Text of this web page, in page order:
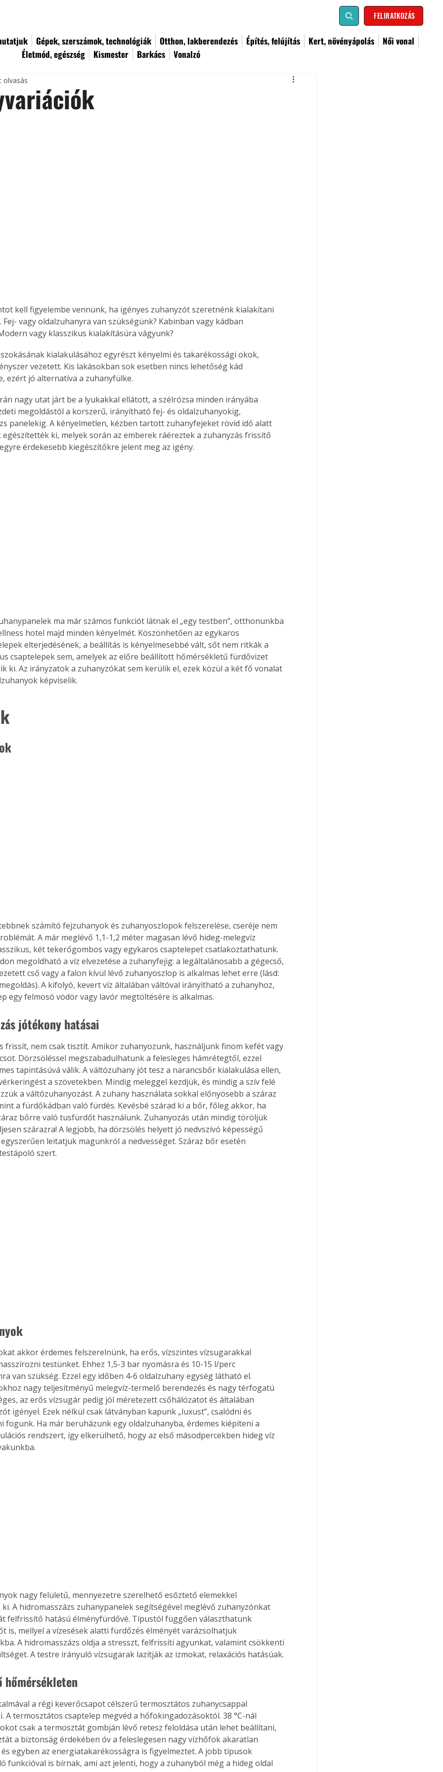
FELIRATKOZÁS
Gépek, szerszámok, technológiák Otthon, lakberendezés Építés, felújítás Kert, növényápolás
Női vonal
Életmód, egészség
Kismester Barkács Vonalzó
az
Old
új,
vagy
is
Bárhol,
élve
az
A
Együtt jobban megéri!
Bővebb információ itt!
Együtt jobban megéri! A
könyvek tetszőleges
párosítással kedvezményes
áron, 0 Ft postaköltséggel
megrendelhetők!
Gyógyító növények: a
természet kincsei az
olvasás
kell figyelembe vennünk, ha igényes zuhanyzót szeretnénk kialakítani
Fej- vagy oldalzuhanyra van szükségünk? Kabinban vagy kádban
vagy klasszikus kialakításúra vágyunk?
kialakulásához egyrészt kényelmi és takarékossági okok,
vezetett. Kis lakásokban sok esetben nincs lehetőség kád
ezért jó alternatíva a zuhanyfülke.
megoldástól a korszerű, irányítható fej- és oldalzuhanyokig,
panelekig. A kényelmetlen, kézben tartott zuhanyfejeket rövid idő alatt
egészítették ki, melyek során az emberek ráéreztek a zuhanyzás frissítő
érdekesebb kiegészítőkre jelent meg az igény.
hotel majd minden kényelmét. Köszönhetően az egykaros
elterjedésének, a beállítás is kényelmesebbé vált, sőt nem ritkák a
csaptelepek sem, amelyek az előre beállított hőmérsékletű fürdővizet
ki. Az irányzatok a zuhanyzókat sem kerülik el, ezek közül a két fő vonalat
képviselik.
számító fejzuhanyok és zuhanyoszlopok felszerelése, cseréje nem
A már meglévő 1,1-1,2 méter magasan lévő hideg-melegvíz
két tekerőgombos vagy egykaros csaptelepet csatlakoztathatunk.
megoldható a víz elvezetése a zuhanyfejig: a legáltalánosabb a gégecső,
cső vagy a falon kívül lévő zuhanyoszlop is alkalmas lehet erre (lásd:
A kifolyó, kevert víz általában váltóval irányítható a zuhanyhoz,
egy felmosó vödör vagy lavór megtöltésére is alkalmas.
jótékony hatásai
frissít, nem csak tisztít. Amikor zuhanyozunk, használjunk finom kefét vagy
Dörzsöléssel megszabadulhatunk a felesleges hámrétegtől, ezzel
tapintásúvá válik. A váltózuhany jót tesz a narancsbőr kialakulása ellen,
a szövetekben. Mindig meleggel kezdjük, és mindig a szív felé
a váltózuhanyozást. A zuhany használata sokkal előnyösebb a száraz
a fürdőkádban való fürdés. Kevésbé szárad ki a bőr, főleg akkor, ha
bőrre való tusfürdőt használunk. Zuhanyozás után mindig töröljük
szárazra! A legjobb, ha dörzsölés helyett jó nedvszívó képességű
leitatjuk magunkról a nedvességet. Száraz bőr esetén
szert.
akkor érdemes felszerelnünk, ha erős, vízszintes vízsugarakkal
testünket. Ehhez 1,5-3 bar nyomásra és 10-15 l/perc
van szükség. Ezzel egy időben 4-6 oldalzuhany egység látható el.
nagy teljesítményű melegvíz-termelő berendezés és nagy térfogatú
az erős vízsugár pedig jól méretezett csőhálózatot és általában
igényel. Ezek nélkül csak látványban kapunk „luxust”, csalódni és
fogunk. Ha már beruházunk egy oldalzuhanyba, érdemes kiépíteni a
rendszert, így elkerülhető, hogy az első másodpercekben hideg víz
nagy felületű, mennyezetre szerelhető esőztető elemekkel
A hidromasszázs zuhanypanelek segítségével meglévő zuhanyzónkat
felfrissítő hatású élményfürdővé. Típustól függően választhatunk
is, mellyel a vízesések alatti fürdőzés élményét varázsolhatjuk
A hidromasszázs oldja a stresszt, felfrissíti agyunkat, valamint csökkenti
A testre irányuló vízsugarak lazítják az izmokat, relaxációs hatásúak.
hőmérsékleten
a régi keverőcsapot célszerű termosztátos zuhanycsappal
A termosztátos csaptelep megvéd a hőfokingadozásoktól. 38 °C-nál
csak a termosztát gombján lévő retesz feloldása után lehet beállítani,
a biztonság érdekében óv a feleslegesen nagy vízhőfok akaratlan
egyben az energiatakarékosságra is figyelmeztet. A jobb típusok
funkcióval is bírnak, ami azt jelenti, hogy a zuhanyból még a hideg oldal